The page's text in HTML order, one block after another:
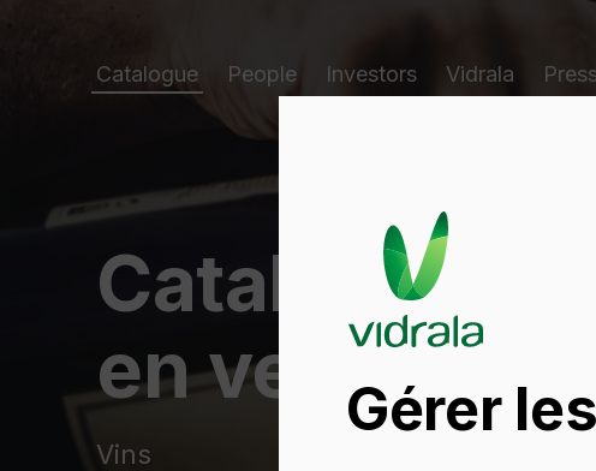
Catalogue People Investors Vidrala
Catalogue
en verre
Vins
Gérer